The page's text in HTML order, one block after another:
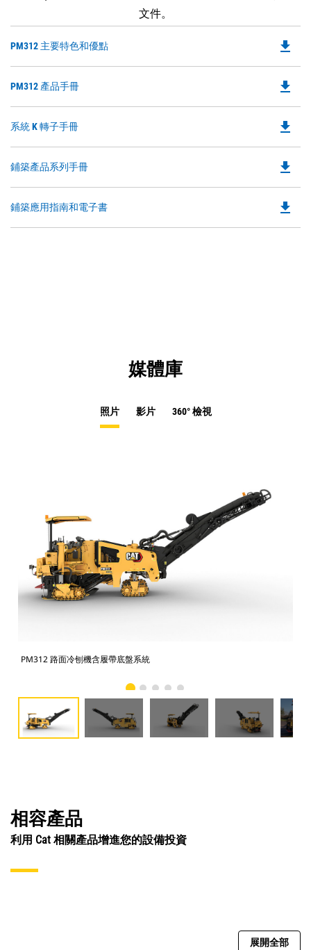
文件。
PM312 主要特色和優點
a
file_download
PM312 產品手冊
a
file_download
系統 K 轉子手冊
a
file_download
鋪築產品系列手冊
a
file_download
鋪築應用指南和電子書 file_download
媒體庫
照片 影片 360° 檢視
PM312 路面冷刨機含履帶底盤系統
相容產品
利用 Cat 相關產品增進您的設備投資
展開全部